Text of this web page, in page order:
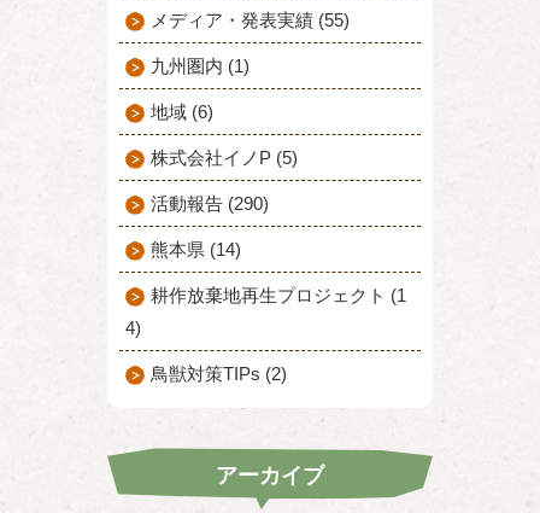
メディア・発表実績 (55)
九州圏内 (1)
地域 (6)
株式会社イノP (5)
活動報告 (290)
熊本県 (14)
耕作放棄地再生プロジェクト (1
4)
鳥獣対策TIPs (2)
アーカイブ